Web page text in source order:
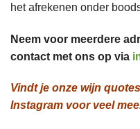
het afrekenen onder
Neem voor meerdere
contact met ons op via
Vindt je onze wijn
Instagram voor veel